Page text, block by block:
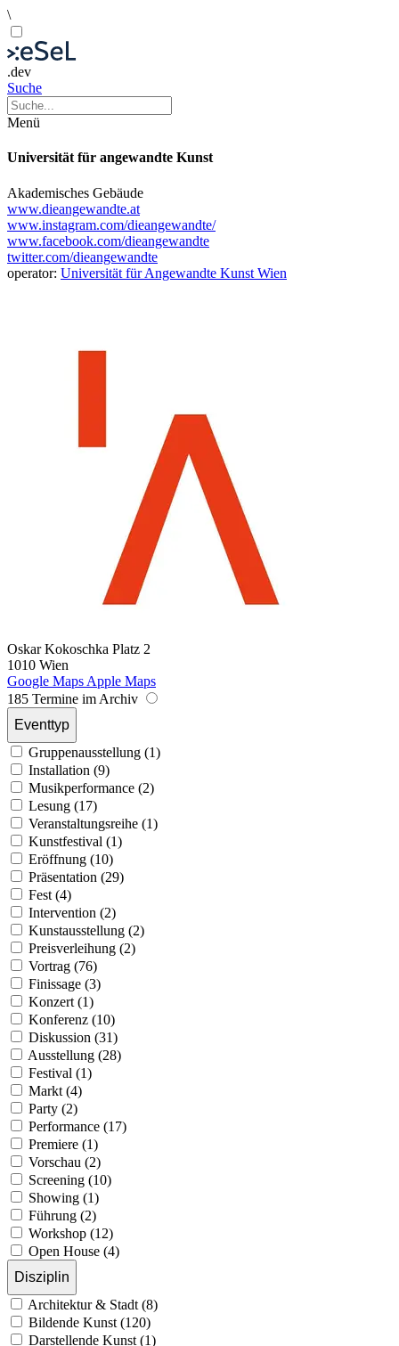
\
.dev
Suche
Menü
Universität für angewandte Kunst
Akademisches Gebäude
www.dieangewandte.at
www.instagram.com/dieangewandte/
www.facebook.com/dieangewandte
twitter.com/dieangewandte
operator: Universität für Angewandte Kunst Wien
Oskar Kokoschka Platz 2
1010 Wien
Google Maps Apple Maps
185 Termine im Archiv
Eventtyp
Gruppenausstellung (1)
Installation (9)
Musikperformance (2)
Lesung (17)
Veranstaltungsreihe (1)
Kunstfestival (1)
Eröffnung (10)
Präsentation (29)
Fest (4)
Intervention (2)
Kunstausstellung (2)
Preisverleihung (2)
Vortrag (76)
Finissage (3)
Konzert (1)
Konferenz (10)
Diskussion (31)
Ausstellung (28)
Festival (1)
Markt (4)
Party (2)
Performance (17)
Premiere (1)
Vorschau (2)
Screening (10)
Showing (1)
Führung (2)
Workshop (12)
Open House (4)
Disziplin
Architektur & Stadt (8)
Bildende Kunst (120)
Darstellende Kunst (1)